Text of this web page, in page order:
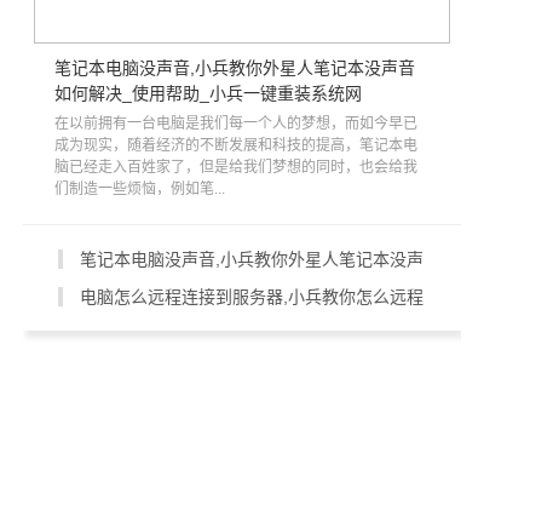
笔记本电脑没声音,小兵教你外星人笔记本没声音
如何解决_使用帮助_小兵一键重装系统网
在以前拥有一台电脑是我们每一个人的梦想，而如今早已
成为现实，随着经济的不断发展和科技的提高，笔记本电
脑已经走入百姓家了，但是给我们梦想的同时，也会给我
们制造一些烦恼，例如笔...
笔记本电脑没声音,小兵教你外星人笔记本没声
电脑怎么远程连接到服务器,小兵教你怎么远程